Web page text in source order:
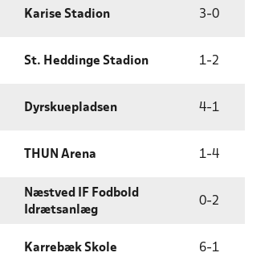
Karise Stadion 3-0
St. Heddinge Stadion 1-2
Dyrskuepladsen 4-1
THUN Arena 1-4
Næstved IF Fodbold
Idrætsanlæg
0-2
Karrebæk Skole 6-1